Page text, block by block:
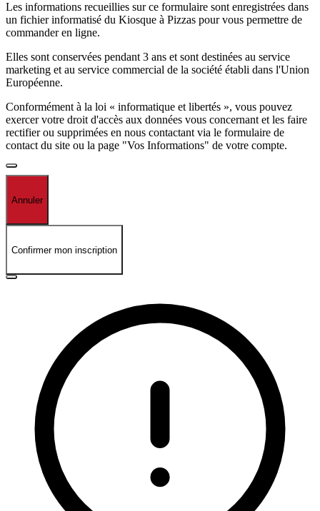
Les informations recueillies sur ce formulaire sont enregistrées dans
un fichier informatisé du Kiosque à Pizzas pour vous permettre de
commander en ligne.
Elles sont conservées pendant 3 ans et sont destinées au service
marketing et au service commercial de la société établi dans l'Union
Européenne.
Conformément à la loi « informatique et libertés », vous pouvez
exercer votre droit d'accès aux données vous concernant et les faire
rectifier ou supprimées en nous contactant via le formulaire de
contact du site ou la page "Vos Informations" de votre compte.
Annuler
Confirmer mon inscription